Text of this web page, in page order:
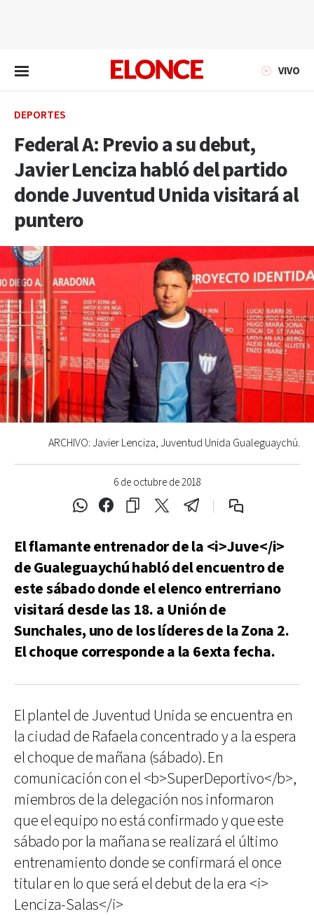
VIVO
DEPORTES
Federal A: Previo a su debut,
Javier Lenciza habló del partido
donde Juventud Unida visitará al
puntero
6 de octubre de 2018
ARCHIVO: Javier Lenciza, Juventud Unida Gualeguaychú.
El flamante entrenador de la <i>Juve</i>
de Gualeguaychú habló del encuentro de
este sábado donde el elenco entrerriano
visitará desde las 18. a Unión de
Sunchales, uno de los líderes de la Zona 2.
El choque corresponde a la 6exta fecha.
El plantel de Juventud Unida se encuentra en
la ciudad de Rafaela concentrado y a la espera
el choque de mañana (sábado). En
comunicación con el <b>SuperDeportivo</b>,
miembros de la delegación nos informaron
que el equipo no está confirmado y que este
sábado por la mañana se realizará el último
entrenamiento donde se confirmará el once
titular en lo que será el debut de la era <i>
Lenciza-Salas</i>